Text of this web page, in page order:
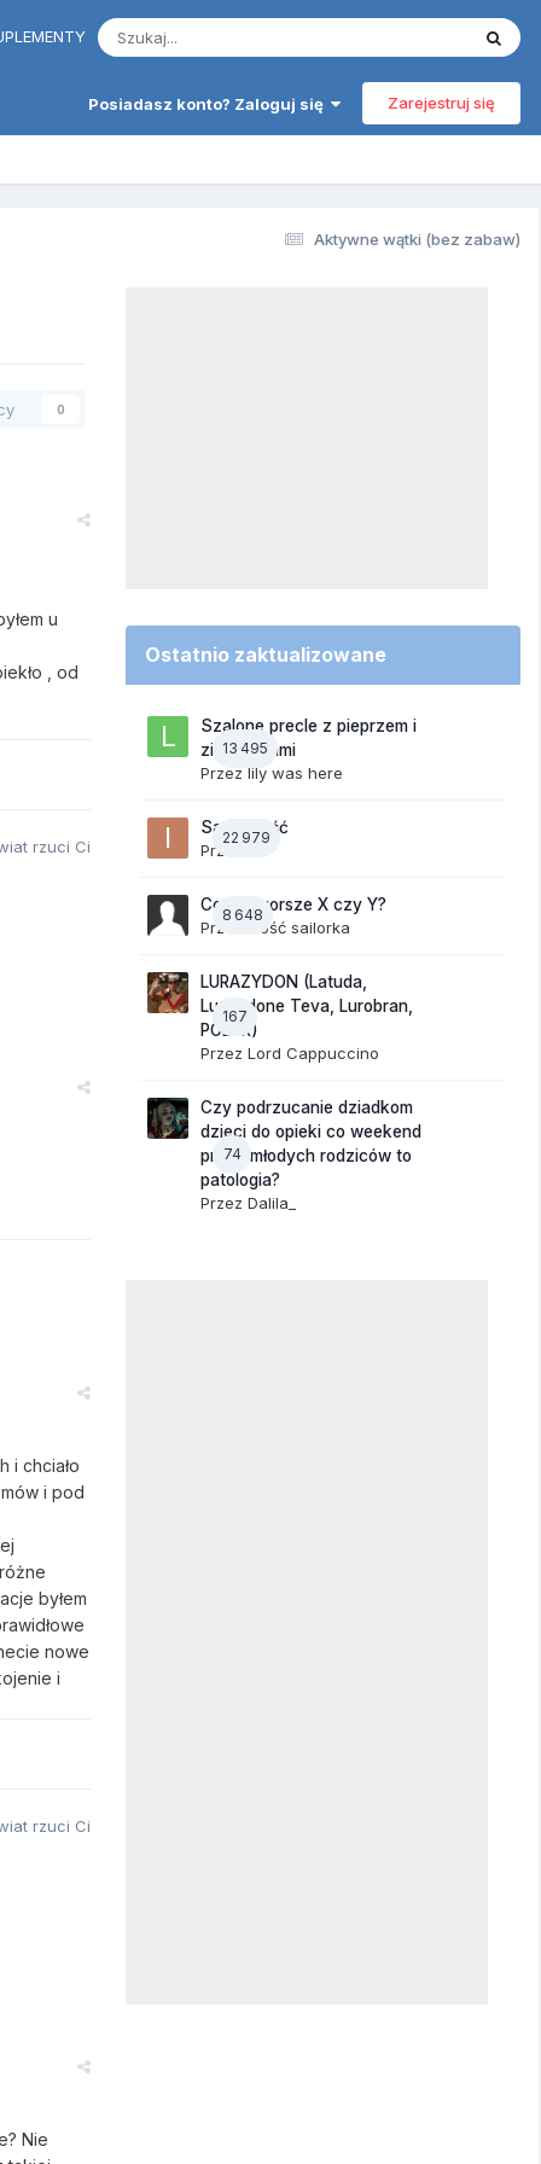
Posiadasz konto? Zaloguj się Zarejestruj się
Aktywne wątki (bez zabaw)
0
u
, od
rzuci Ci
i chciało
i pod
byłem
nowe
i
rzuci Ci
Nie
Ostatnio zaktualizowane
13 495
Szalone precle z pieprzem i
ziemniakami
Przez lily was here
22 979
Samotność
Przez
8 648
Co jest gorsze X czy Y?
Przez Gość sailorka
167
LURAZYDON (Latuda,
Lurasidone Teva, Lurobran,
POLUR)
Przez Lord Cappuccino
74
Czy podrzucanie dziadkom
dzieci do opieki co weekend
przez młodych rodziców to
patologia?
Przez Dalila_